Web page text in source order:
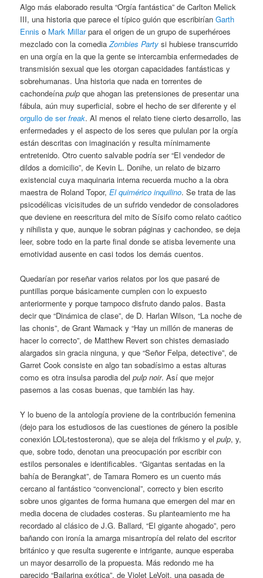
Algo más elaborado resulta “Orgía fantástica” de Carlton Melick
III, una historia que parece el típico guión que escribiríanGarth
Ennis o Mark Millarpara el origen de un grupo de superhéroes
mezclado con la comediaZombies Party si hubiese transcurrido
en una orgía en la que la gente se intercambia enfermedades de
transmisión sexual que les otorgan capacidades fantásticas y
sobrehumanas. Una historia que nada en torrentes de
cachondeínapulp que ahogan las pretensiones de presentar una
fábula, aún muy superficial, sobre el hecho de ser diferente y el
orgullo de serfreak. Al menos el relato tiene cierto desarrollo, las
enfermedades y el aspecto de los seres que pululan por la orgía
están descritas con imaginación y resulta mínimamente
entretenido. Otro cuento salvable podría ser “El vendedor de
dildos a domicilio”, de Kevin L. Donihe, un relato de bizarro
existencial cuya maquinaria interna recuerda mucho a la obra
maestra de Roland Topor,El quimérico inquilino. Se trata de las
psicodélicas vicisitudes de un sufrido vendedor de consoladores
que deviene en reescritura del mito de Sísifo como relato caótico
y nihilista y que, aunque le sobran páginas y cachondeo, se deja
leer, sobre todo en la parte final donde se atisba levemente una
emotividad ausente en casi todos los demás cuentos.
Quedarían por reseñar varios relatos por los que pasaré de
puntillas porque básicamente cumplen con lo expuesto
anteriormente y porque tampoco disfruto dando palos. Basta
decir que “Dinámica de clase”, de D. Harlan Wilson, “La noche de
las chonis”, de Grant Wamack y “Hay un millón de maneras de
hacer lo correcto”, de Matthew Revert son chistes demasiado
alargados sin gracia ninguna, y que “Señor Felpa, detective”, de
Garret Cook consiste en algo tan sobadísimo a estas alturas
como es otra insulsa parodia delpulp noir. Así que mejor
pasemos a las cosas buenas, que también las hay.
Y lo bueno de la antología proviene de la contribución femenina
(dejo para los estudiosos de las cuestiones de género la posible
conexión LOL-testosterona), que se aleja del frikismo y elpulp, y,
que, sobre todo, denotan una preocupación por escribir con
estilos personales e identificables. “Gigantas sentadas en la
bahía de Berangkat”, de Tamara Romero es un cuento más
cercano al fantástico “convencional”, correcto y bien escrito
sobre unos gigantes de forma humana que emergen del mar en
media docena de ciudades costeras. Su planteamiento me ha
recordado al clásico de J.G. Ballard, “El gigante ahogado”, pero
bañando con ironía la amarga misantropía del relato del escritor
británico y que resulta sugerente e intrigante, aunque esperaba
un mayor desarrollo de la propuesta. Más redondo me ha
parecido “Bailarina exótica”, de Violet LeVoit, una pasada de